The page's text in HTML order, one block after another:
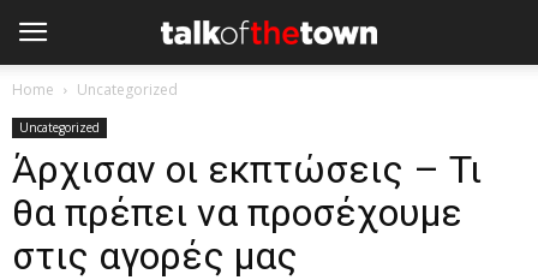
Home Uncategorized
Uncategorized
Άρχισαν οι εκπτώσεις – Τι
θα πρέπει να προσέχουμε
στις αγορές μας